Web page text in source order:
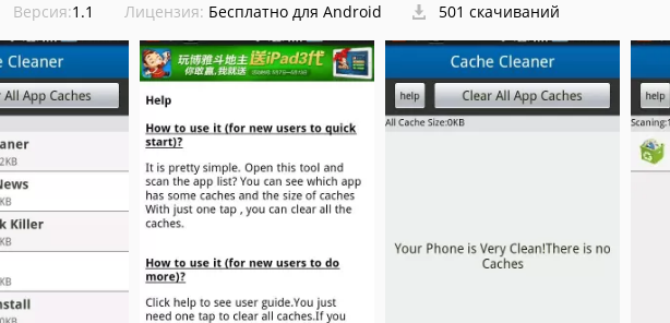
Версия:1.1 Лицензия: Бесплатно для Android 501 скачиваний